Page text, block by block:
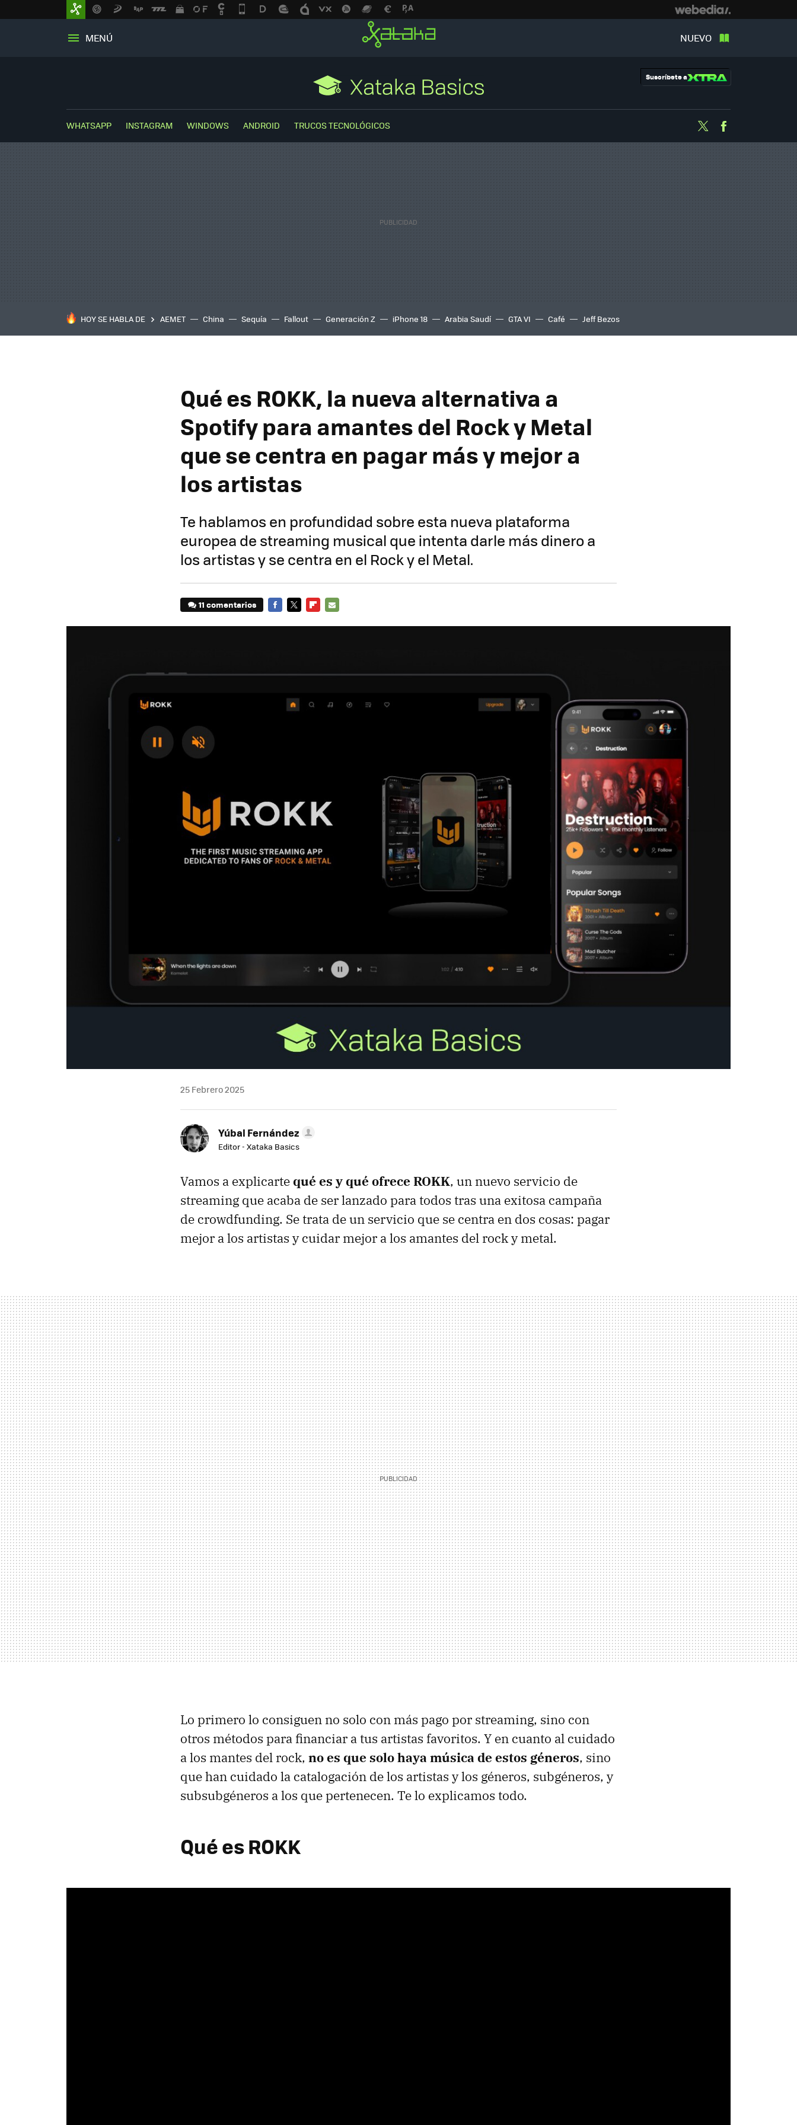
MENÚ NUEVO
Suscríbete a
WHATSAPP INSTAGRAM WINDOWS ANDROID TRUCOS TECNOLÓGICOS Twitter
HOY SE HABLA DE AEMET China Sequía Fallout Generación Z iPhone 18 Arabia Saudí GTA VI Café Jeff Bezos
Qué es ROKK, la nueva alternativa a
Spotify para amantes del Rock y Metal
que se centra en pagar más y mejor a
los artistas
Te hablamos en profundidad sobre esta nueva plataforma
europea de streaming musical que intenta darle más dinero a
los artistas y se centra en el Rock y el Metal.
11 comentarios
25 Febrero 2025
Yúbal Fernández
Editor - Xataka Basics
Vamos a explicartequé es y qué ofrece ROKK, un nuevo servicio de
streaming que acaba de ser lanzado para todos tras una exitosa campaña
de crowdfunding. Se trata de un servicio que se centra en dos cosas: pagar
mejor a los artistas y cuidar mejor a los amantes del rock y metal.
Lo primero lo consiguen no solo con más pago por streaming, sino con
otros métodos para financiar a tus artistas favoritos. Y en cuanto al cuidado
a los mantes del rock, no es que solo haya música de estos géneros, sino
que han cuidado la catalogación de los artistas y los géneros, subgéneros, y
subsubgéneros a los que pertenecen. Te lo explicamos todo.
Qué es ROKK